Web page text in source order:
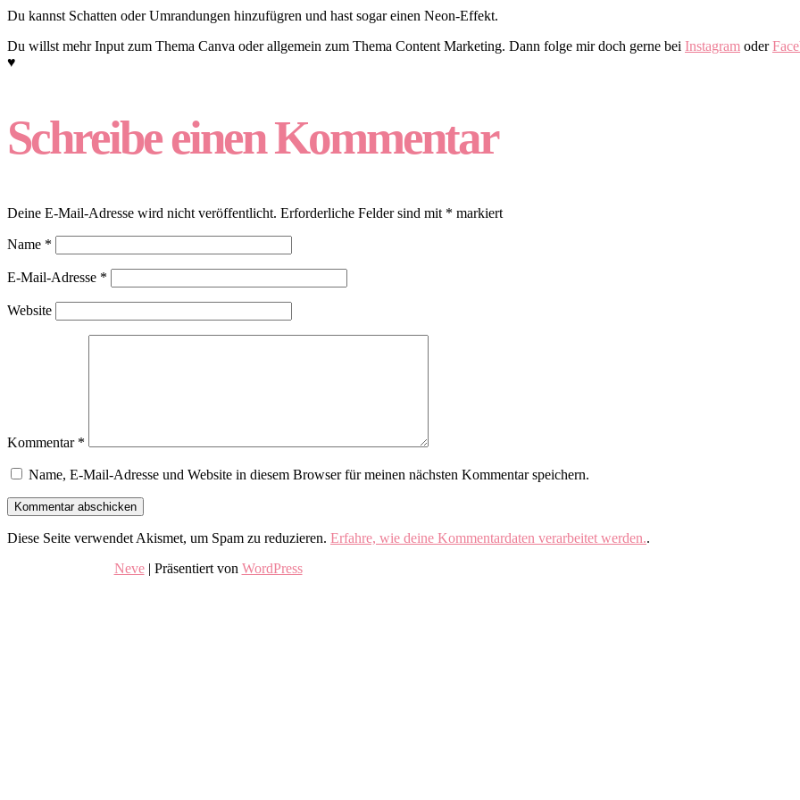
Du kannst Schatten oder Umrandungen hinzufügren und hast sogar einen Neon-Effekt.
Du willst mehr Input zum Thema Canva oder allgemein zum Thema Content Marketing. Dann folge mir doch gerne bei Instagram oder
♥
Schreibe einen Kommentar
Deine E-Mail-Adresse wird nicht veröffentlicht. Erforderliche Felder sind mit * markiert
Name *
E-Mail-Adresse *
Website
Kommentar *
Name, E-Mail-Adresse und Website in diesem Browser für meinen nächsten Kommentar speichern.
Diese Seite verwendet Akismet, um Spam zu reduzieren. Erfahre, wie deine Kommentardaten verarbeitet werden..
Neve| Präsentiert von WordPress